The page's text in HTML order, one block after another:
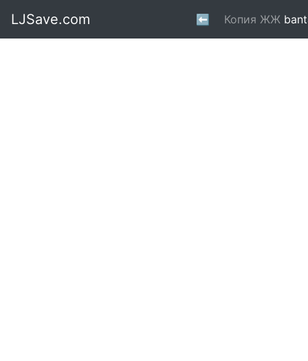
LJSave.com ⬅ Копия ЖЖ